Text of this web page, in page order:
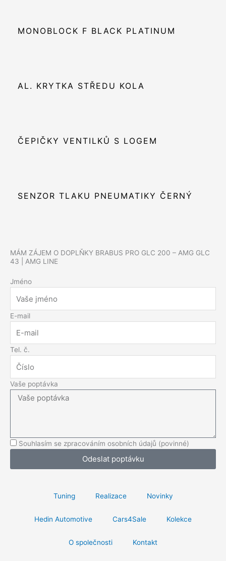
MONOBLOCK F BLACK PLATINUM
AL. KRYTKA STŘEDU KOLA
ČEPIČKY VENTILKŮ S LOGEM
SENZOR TLAKU PNEUMATIKY ČERNÝ
MÁM ZÁJEM O DOPLŇKY BRABUS PRO​ GLC 200 – AMG GLC
43 | AMG LINE
Jméno
E-mail
Tel. č.
Vaše poptávka
Souhlasím se zpracováním osobních údajů (povinné)
Odeslat poptávku
Tuning Realizace Novinky
Hedin Automotive Cars4Sale Kolekce
O společnosti Kontakt